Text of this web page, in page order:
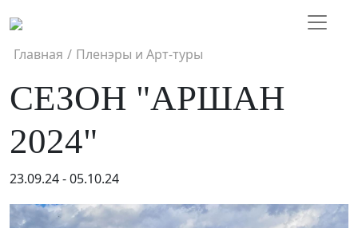
Главная / Пленэры и Арт-туры
СЕЗОН "АРШАН
2024"
23.09.24 - 05.10.24